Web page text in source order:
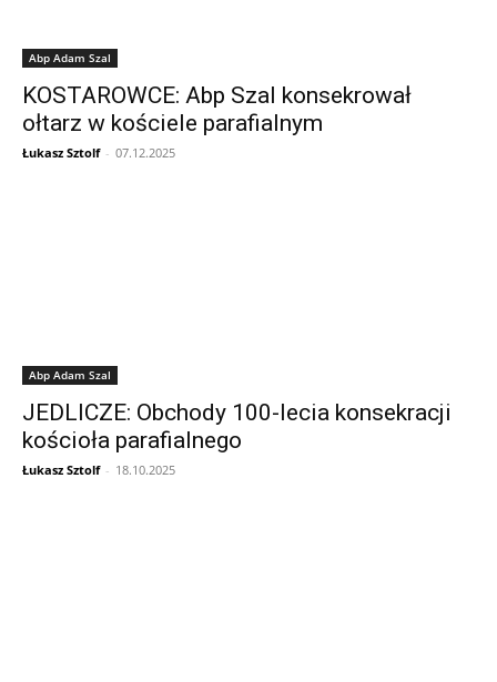
Abp Adam Szal
KOSTAROWCE: Abp Szal konsekrował
ołtarz w kościele parafialnym
Łukasz Sztolf - 07.12.2025
Abp Adam Szal
JEDLICZE: Obchody 100-lecia konsekracji
kościoła parafialnego
Łukasz Sztolf - 18.10.2025